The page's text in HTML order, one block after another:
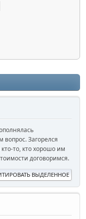
Загорелся
то, кто хорошо им
договоримся.
ВЫДЕЛЕННОЕ